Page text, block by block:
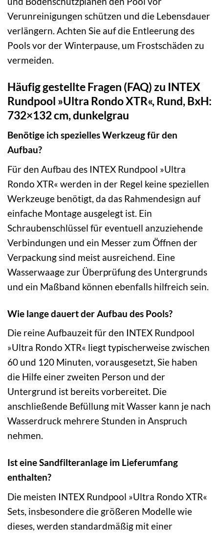
Verunreinigungen schützen und die Lebensdauer
verlängern. Achten Sie auf die Entleerung des
Pools vor der Winterpause, um Frostschäden zu
vermeiden.
Häufig gestellte Fragen (FAQ) zu INTEX
Rundpool »Ultra Rondo XTR«, Rund, BxH:
732×132 cm, dunkelgrau
Benötige ich spezielles Werkzeug für den
Aufbau?
Für den Aufbau des INTEX Rundpool »Ultra
Rondo XTR« werden in der Regel keine speziellen
Werkzeuge benötigt, da das Rahmendesign auf
einfache Montage ausgelegt ist. Ein
Schraubenschlüssel für eventuell anzuziehende
Verbindungen und ein Messer zum Öffnen der
Verpackung sind meist ausreichend. Eine
Wasserwaage zur Überprüfung des Untergrunds
und ein Maßband können ebenfalls hilfreich sein.
Wie lange dauert der Aufbau des Pools?
Die reine Aufbauzeit für den INTEX Rundpool
»Ultra Rondo XTR« liegt typischerweise zwischen
60 und 120 Minuten, vorausgesetzt, Sie haben
die Hilfe einer zweiten Person und der
Untergrund ist bereits vorbereitet. Die
anschließende Befüllung mit Wasser kann je nach
Wasserdruck mehrere Stunden in Anspruch
nehmen.
Ist eine Sandfilteranlage im Lieferumfang
enthalten?
Die meisten INTEX Rundpool »Ultra Rondo XTR«
Sets, insbesondere die größeren Modelle wie
dieses, werden standardmäßig mit einer